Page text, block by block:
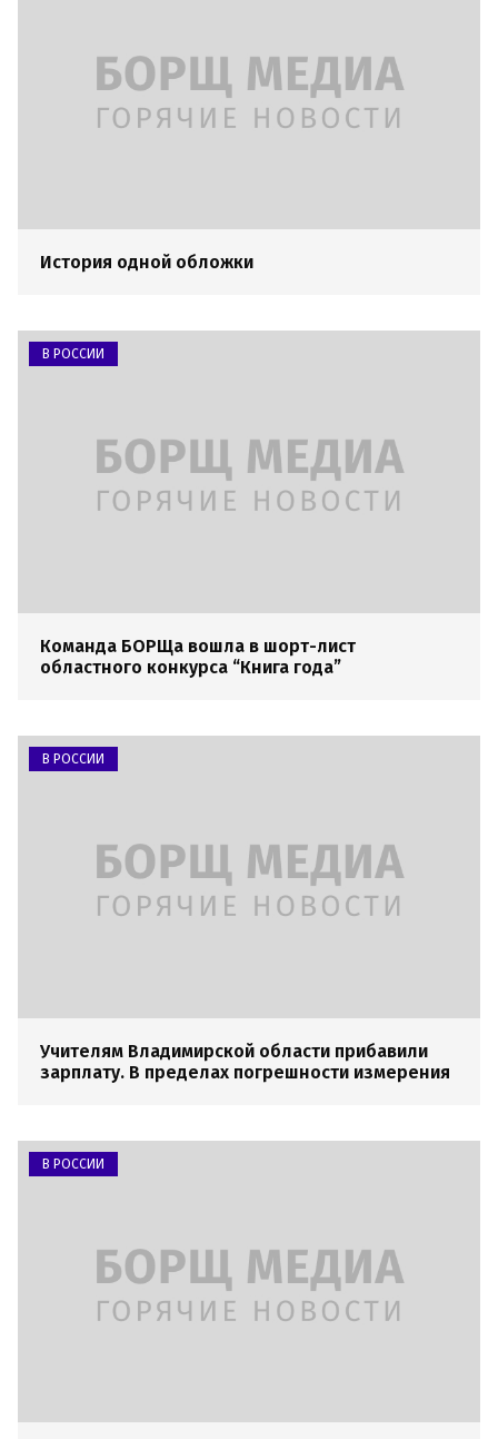
История одной обложки
В РОССИИ
Команда БОРЩа вошла в шорт-лист
областного конкурса “Книга года”
В РОССИИ
Учителям Владимирской области прибавили
зарплату. В пределах погрешности измерения
В РОССИИ